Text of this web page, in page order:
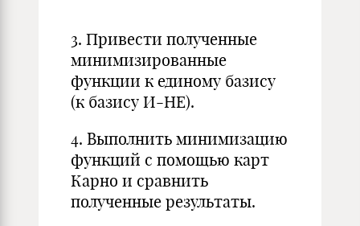
3. Привести полученные
минимизированные
функции к единому базису
(к базису И-НЕ).
4. Выполнить минимизацию
функций с помощью карт
Карно и сравнить
полученные результаты.